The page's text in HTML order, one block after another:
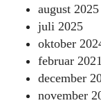
august 2025
juli 2025
oktober
februar 2021
december
november